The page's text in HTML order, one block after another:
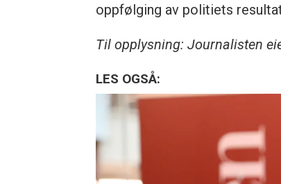
oppfølging av politiets
Til opplysning: Journalisten
LES OGSÅ: